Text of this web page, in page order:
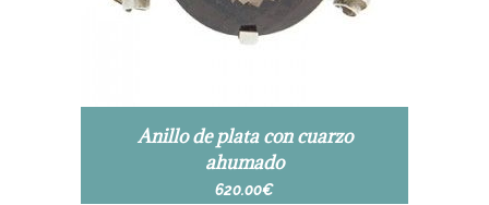
Anillo de plata con cuarzo
ahumado
620.00€